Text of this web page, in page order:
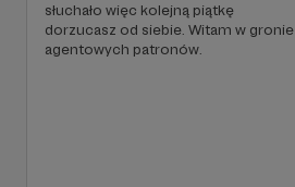
słuchało więc kolejną piątkę
dorzucasz od siebie. Witam w gronie
agentowych patronów.